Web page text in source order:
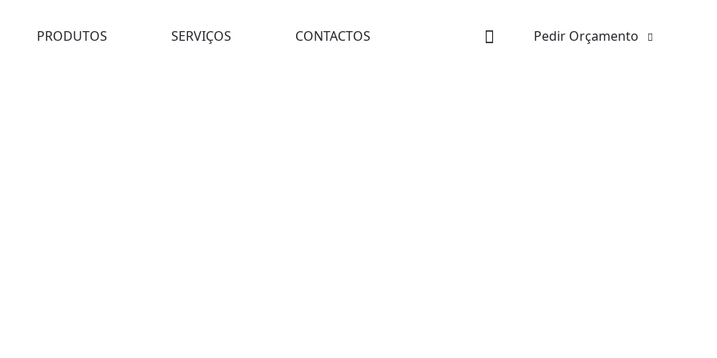
PRODUTOS SERVIÇOS CONTACTOS Pedir Orçamento